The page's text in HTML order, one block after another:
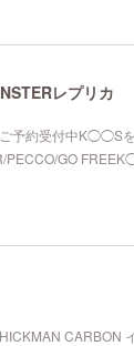
レプリカ
予約受付中K◯◯S
PECCO/GO
CARBON